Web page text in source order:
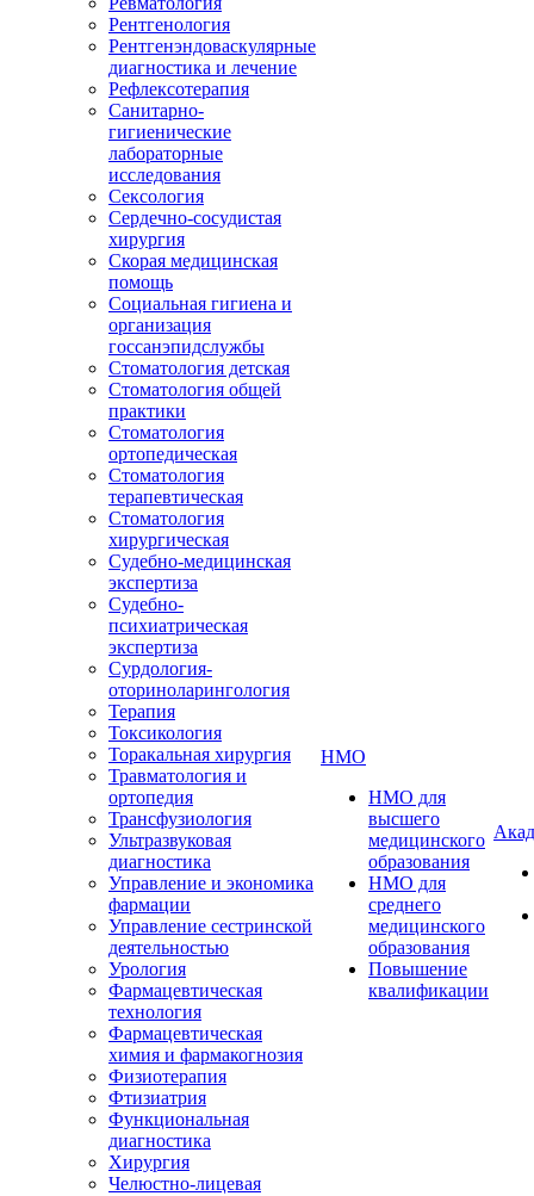
Рентгенология
Рентгенэндоваскулярные
диагностика и лечение
Рефлексотерапия
Санитарно-
гигиенические
лабораторные
исследования
Сексология
Сердечно-сосудистая
хирургия
Скорая медицинская
помощь
Социальная гигиена и
организация
госсанэпидслужбы
Стоматология детская
Стоматология общей
практики
Стоматология
ортопедическая
Стоматология
терапевтическая
Стоматология
хирургическая
Судебно-медицинская
экспертиза
Судебно-
психиатрическая
экспертиза
Сурдология-
оториноларингология
Терапия
Токсикология
Торакальная хирургия
Травматология и
ортопедия
Трансфузиология
Ультразвуковая
диагностика
Управление и экономика
фармации
Управление сестринской
деятельностью
Урология
Фармацевтическая
технология
Фармацевтическая
химия и фармакогнозия
Физиотерапия
Фтизиатрия
Функциональная
диагностика
Хирургия
Челюстно-лицевая
НМО
НМО для
высшего
медицинского
образования
НМО для
среднего
медицинского
образования
Повышение
квалификации